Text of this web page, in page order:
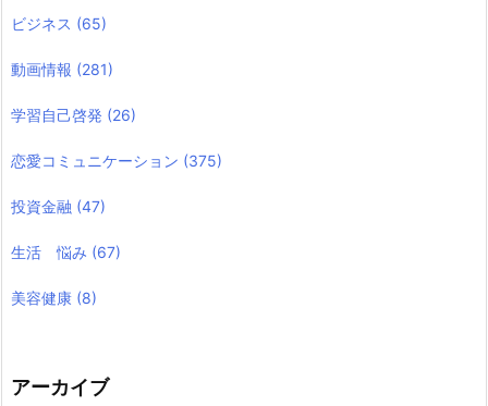
ビジネス (65)
動画情報 (281)
学習自己啓発 (26)
恋愛コミュニケーション (375)
投資金融 (47)
生活 悩み (67)
美容健康 (8)
アーカイブ